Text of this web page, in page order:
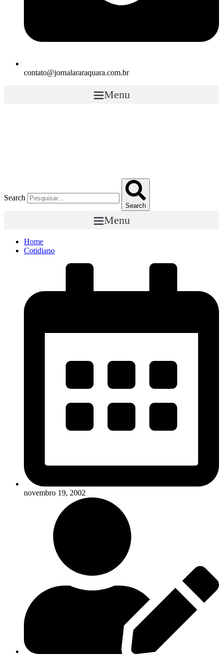
contato@jornalararaquara.com.br
Menu
Search
Search
Menu
Home
Cotidiano
novembro 19, 2002